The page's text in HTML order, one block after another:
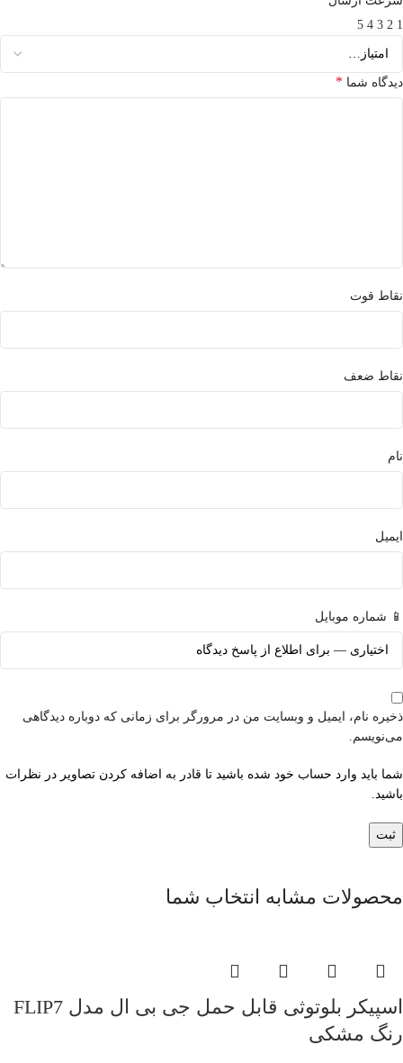
1
2
3
4
5
دیدگاه شما *
نقاط قوت
نقاط ضعف
نام
ایمیل
📱 شماره موبایل
ذخیره نام، ایمیل و وبسایت من در مرورگر برای زمانی که دوباره دیدگاهی
می‌نویسم.
شما باید وارد حساب خود شده باشید تا قادر به اضافه کردن تصاویر در نظرات
باشید.
محصولات مشابه انتخاب شما
اسپیکر بلوتوثی قابل حمل جی بی ال مدل FLIP7
رنگ مشکی